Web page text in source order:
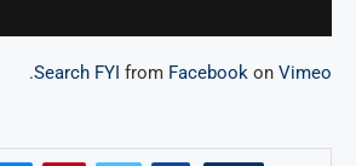
Search FYI from Facebook on Vimeo
.